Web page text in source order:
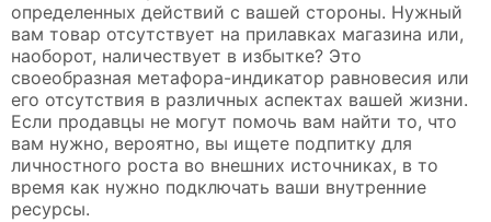
определенных действий с вашей стороны. Нужный
вам товар отсутствует на прилавках магазина или,
наоборот, наличествует в избытке? Это
своеобразная метафора-индикатор равновесия или
его отсутствия в различных аспектах вашей жизни.
Если продавцы не могут помочь вам найти то, что
вам нужно, вероятно, вы ищете подпитку для
личностного роста во внешних источниках, в то
время как нужно подключать ваши внутренние
ресурсы.